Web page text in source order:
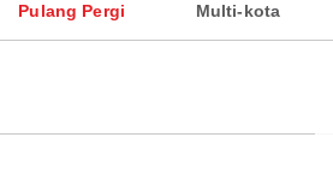
Pulang Pergi Multi-kota